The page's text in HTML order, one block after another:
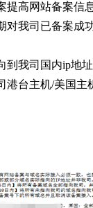
提高网站备案信
对我司已备案成
到我司国内ip地
港台主机/美国主